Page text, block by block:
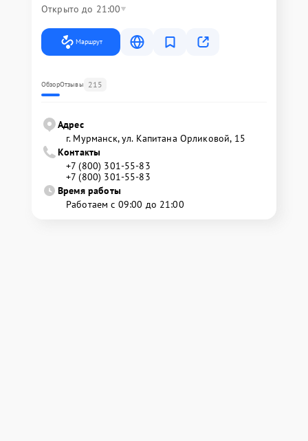
Открыто до 21:00
Маршрут
ОбзорОтзывы 215
Адрес
г. Мурманск, ул. Капитана Орликовой, 15
Контакты
+7 (800) 301-55-83
+7 (800) 301-55-83
Время работы
Работаем с 09:00 до 21:00